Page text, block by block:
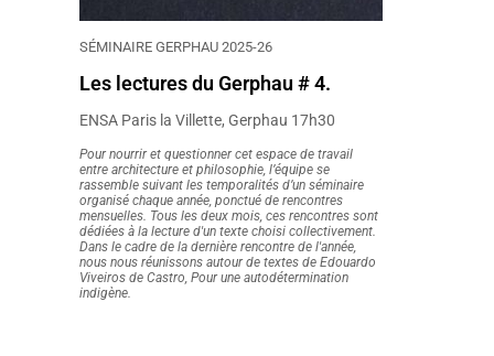
SÉMINAIRE GERPHAU 2025-26
Les lectures du Gerphau # 4.
ENSA Paris la Villette, Gerphau 17h30
Pour nourrir et questionner cet espace de travail
entre architecture et philosophie, l’équipe se
rassemble suivant les temporalités d’un séminaire
organisé chaque année, ponctué de rencontres
mensuelles. Tous les deux mois, ces rencontres sont
dédiées à la lecture d'un texte choisi collectivement.
Dans le cadre de la dernière rencontre de l'année,
nous nous réunissons autour de textes de Edouardo
Viveiros de Castro, Pour une autodétermination
indigène.